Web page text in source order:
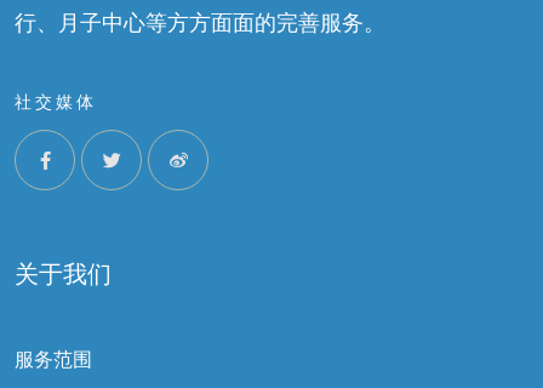
行、月子中心等方方面面的完善服务。
社交媒体
关于我们
服务范围